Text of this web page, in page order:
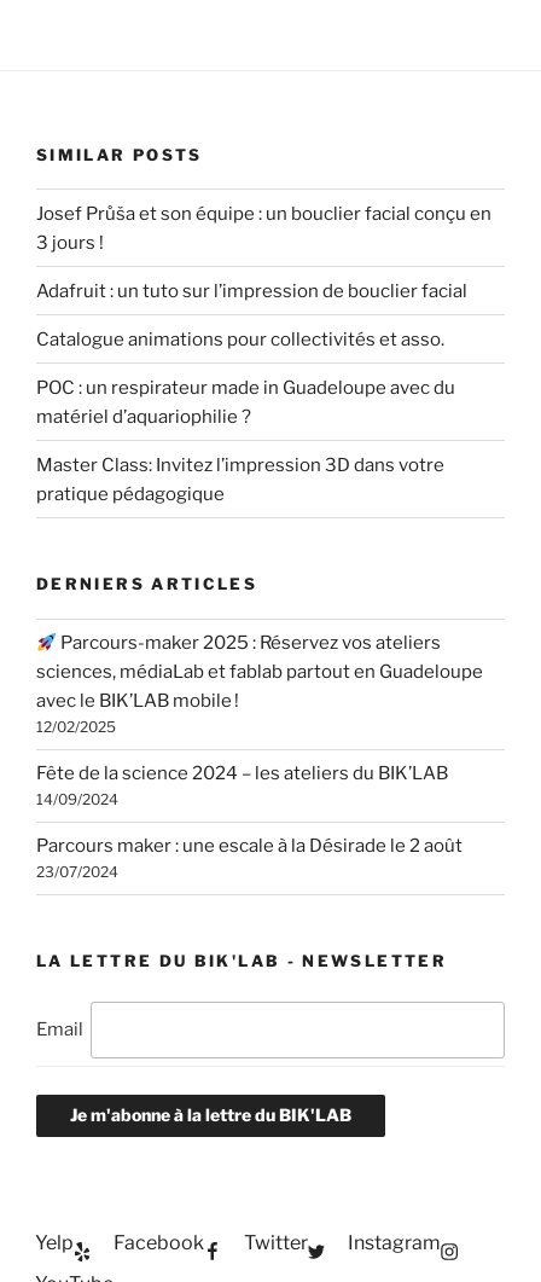
SIMILAR POSTS
Josef Průša et son équipe : un bouclier facial conçu en
3 jours !
Adafruit : un tuto sur l’impression de bouclier facial
Catalogue animations pour collectivités et asso.
POC : un respirateur made in Guadeloupe avec du
matériel d’aquariophilie ?
Master Class: Invitez l’impression 3D dans votre
pratique pédagogique
DERNIERS ARTICLES
Parcours-maker 2025 : Réservez vos ateliers
sciences, médiaLab et fablab partout en Guadeloupe
avec le BIK’LAB mobile !
12/02/2025
Fête de la science 2024 – les ateliers du BIK’LAB
14/09/2024
Parcours maker : une escale à la Désirade le 2 août
23/07/2024
LA LETTRE DU BIK'LAB - NEWSLETTER
Email
Je m'abonne à la lettre du BIK'LAB
Yelp Facebook Twitter
Instagram